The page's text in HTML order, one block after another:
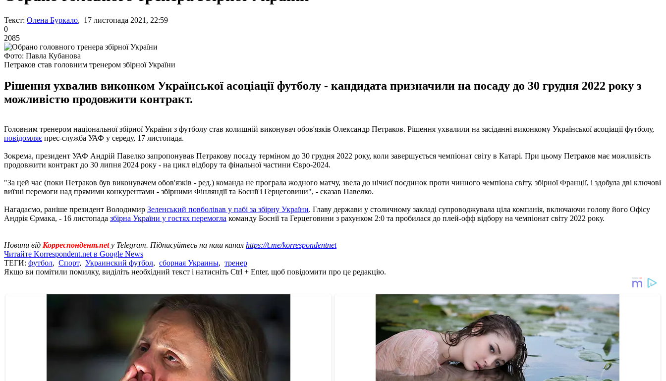
Текст: Олена Буркало, 17 листопада 2021, 22:59
0
2085
Фото: Павла Кубанова
Петраков став головним тренером збірної України
Рішення ухвалив виконком Української асоціації футболу - кандидата призначили на посаду до 30 грудня 2022 року з
можливістю продовжити контракт.
Головним тренером національної збірної України з футболу став колишній виконувач обов'язків Олександр Петраков. Рішення ухвалили на засіданні виконкому Української асоціації футболу,
повідомляє прес-служба УАФ у середу, 17 листопада.
Зокрема, президент УАФ Андрій Павелко запропонував Петракову посаду терміном до 30 грудня 2022 року, коли завершується чемпіонат світу в Катарі. При цьому Петраков має можливість
продовжити контракт до 30 липня 2024 року - на цикл відбору та фінальної частини Євро-2024.
"За цей час (поки Петраков був виконувачем обов'язків - ред.) команда не програла жодного матчу, звела до нічиєї поєдинок проти чинного чемпіона світу, збірної Франції, і здобула дві ключові
виїзні перемоги над прямими конкурентами - збірними Фінляндії та Боснії і Герцеговини", - сказав Павелко.
Нагадаємо, раніше президент Володимир Зеленський повболівав у пабі за збірну України. Главу держави у столичному закладі супроводжувала ціла компанія, включаючи голову його Офісу
Андрія Єрмака, - 16 листопада збірна України у гостях перемогла команду Боснії та Герцеговини з рахунком 2:0 та пробилася до плей-офф відбору на чемпіонат світу 2022 року.
Новини від Корреспондент.netу Telegram. Підписуйтесь на наш канал https://t.me/korrespondentnet
Читайте Korrespondent.net в Google News
ТЕГИ: футбол, Спорт, Украинский футбол, сборная Украины, тренер
Якщо ви помітили помилку, виділіть необхідний текст і натисніть Ctrl + Enter, щоб повідомити про це редакцію.